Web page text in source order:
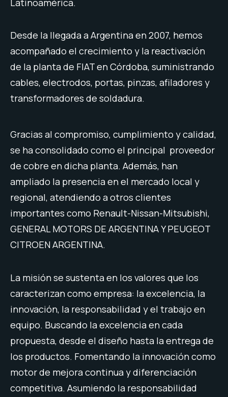
Desde la llegada a Argentina en 2007, hemos
acompañado el crecimiento y la reactivación
de la planta de FIAT en Córdoba, suministrando
cables, electrodos, portas, pinzas, afiladores y
transformadores de soldadura.
Gracias al compromiso, cumplimiento y calidad,
se ha consolidado como el principal proveedor
de cobre en dicha planta. Además, han
ampliado la presencia en el mercado local y
regional, atendiendo a otros clientes
importantes como Renault-Nissan-Mitsubishi,
GENERAL MOTORS DE ARGENTINA Y PEUGEOT
CITROEN ARGENTINA.
La misión se sustenta en los valores que los
caracterizan como empresa: la excelencia, la
innovación, la responsabilidad y el trabajo en
equipo. Buscando la excelencia en cada
propuesta, desde el diseño hasta la entrega de
los productos. Fomentando la innovación como
motor de mejora continua y diferenciación
competitiva. Asumiendo la responsabilidad